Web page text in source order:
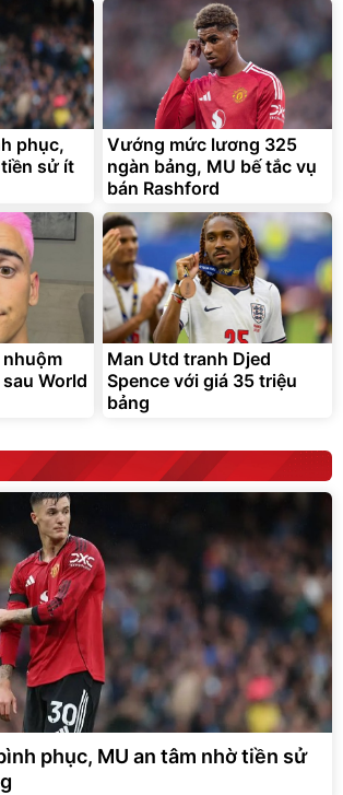
phục,
sử ít
Vướng mức lương 325
ngàn bảng, MU bế tắc vụ
bán Rashford
World
Man Utd tranh Djed
Spence với giá 35 triệu
bảng
phục, MU an tâm nhờ tiền sử